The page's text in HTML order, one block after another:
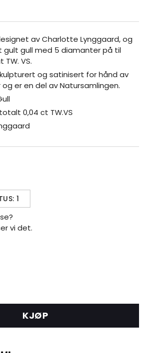
av Charlotte Lynggaard, og
gult gull med 5 diamanter på til
VS.
og satinisert for hånd av
er en del av Natursamlingen.
0,04 ct TW.VS
1
vi det.
KJØP